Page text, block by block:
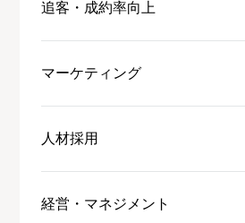
追客・成約率向上
マーケティング
人材採用
経営・マネジメント